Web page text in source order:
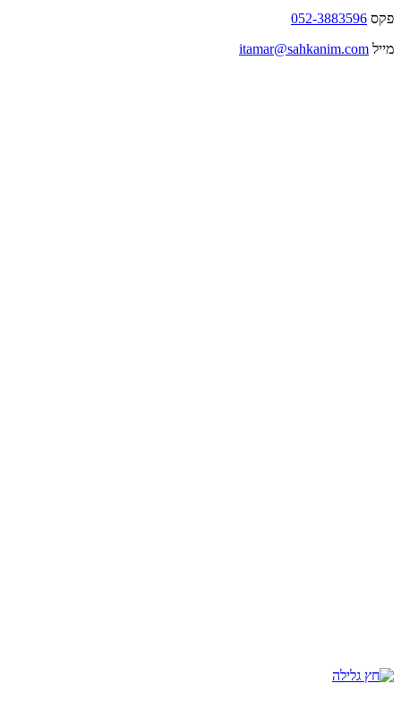
פקס 052-3883596
מייל itamar@sahkanim.com